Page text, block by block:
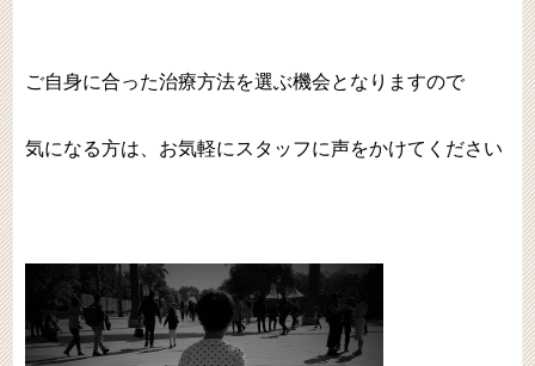
ご自身に合った治療方法を選ぶ機会となりますので
気になる方は、お気軽にスタッフに声をかけてください